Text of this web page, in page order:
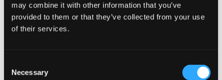
may combine it with other information that you’ve
provided to them or that they’ve collected from your use
of their services.
Selection
Necessary
WÄHLEN SIE EINE GRÖSSE
Widerrufsrecht